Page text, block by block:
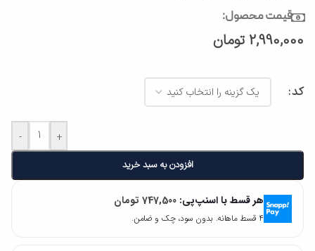
قیمت محصول:
2,990,000 تومان
کد
- +
افزودن به سبد خرید
هر قسط با اسنپ‌پی: 747,500 تومان
۴ قسط ماهانه. بدون سود، چک و ضامن.